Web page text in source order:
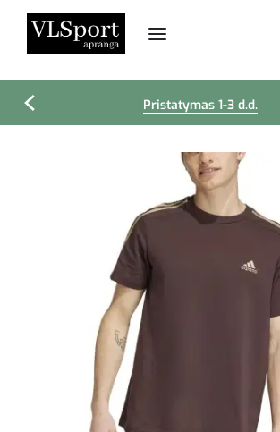
Pristatymas 1-3 d.d.